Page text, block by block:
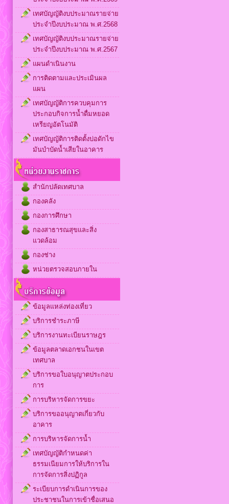
เทศบัญญัติงบประมาณรายจ่าย
ประจำปีงบประมาณ พ.ศ.2568
เทศบัญญัติงบประมาณรายจ่าย
ประจำปีงบประมาณ พ.ศ.2567
แผนดำเนินงาน
การติดตามและประเมินผล
แผน
เทศบัญญัติการควบคุมการ
ประกอบกิจการน้ำดื่มหยอด
เหรียญอัตโนมัติ
เทศบัญญัติการติดตั้งบ่อดักไข
มันบำบัดน้ำเสียในอาคาร
สำนักปลัดเทศบาล
กองคลัง
กองการศึกษา
กองสาธารณสุขและสิ่ง
แวดล้อม
กองช่าง
หน่วยตรวจสอบภายใน
ข้อมูลแหล่งท่องเที่ยว
บริการชำระภาษี
บริการงานทะเบียนราษฎร
ข้อมูลตลาดเอกชนในเขต
เทศบาล
บริการขอใบอนุญาตประกอบ
การ
การบริหารจัดการขยะ
บริการขออนุญาตเกี่ยวกับ
อาคาร
การบริหารจัดการน้ำ
เทศบัญญัติกำหนดค่า
ธรรมเนียมการให้บริการใน
การจัดการสิ่งปฏิกูล
ระเบียบการดำเนินการของ
ประชาชนในการเข้าชื่อเสนอ